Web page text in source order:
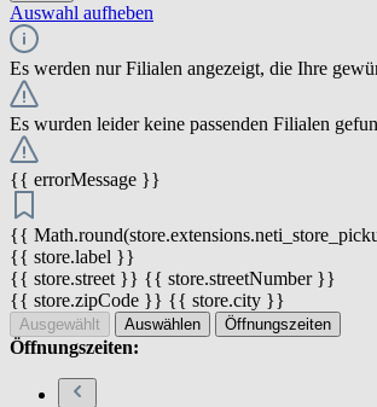
Auswahl aufheben
Es werden nur Filialen angezeigt, die Ihre
Es wurden leider keine passenden Filialen
{{ errorMessage }}
{{
{{ store.label }}
{{ store.street }} {{ store.streetNumber }}
{{ store.zipCode }} {{ store.city }}
Ausgewählt Auswählen Öffnungszeiten
Öffnungszeiten: